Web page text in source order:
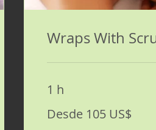
Wraps With
1 h
105
dólares
Desde 105 US$